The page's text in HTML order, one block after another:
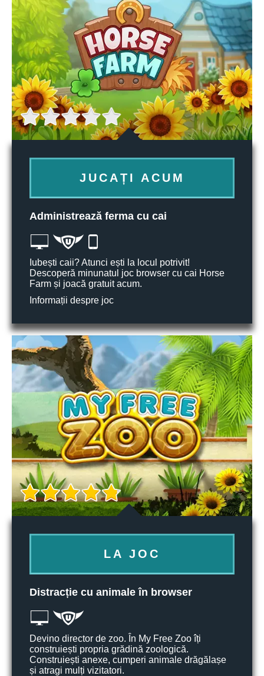
JUCAȚI ACUM
Administrează ferma cu cai
Iubești caii? Atunci ești la locul potrivit!
Descoperă minunatul joc browser cu cai Horse
Farm și joacă gratuit acum.
Informații despre joc
LA JOC
Distracție cu animale în browser
Devino director de zoo. În My Free Zoo îți
construiești propria grădină zoologică.
Construiești anexe, cumperi animale drăgălașe
și atragi mulți vizitatori.